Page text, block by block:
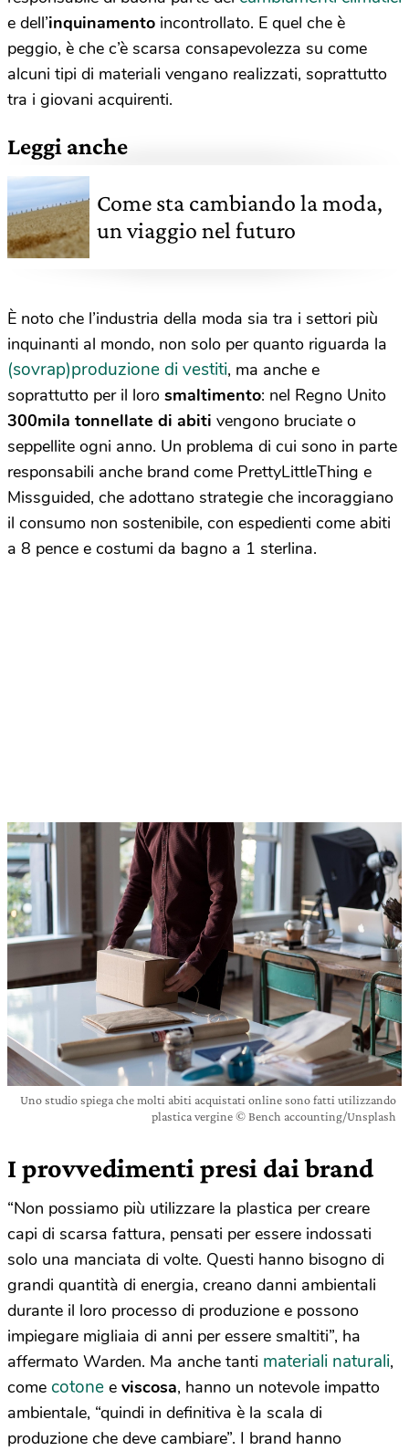
e dell’inquinamento incontrollato. E quel che è
peggio, è che c’è scarsa consapevolezza su come
alcuni tipi di materiali vengano realizzati, soprattutto
tra i giovani acquirenti.
Leggi anche
Come sta cambiando la moda,
un viaggio nel futuro
È noto che l’industria della moda sia tra i settori più
inquinanti al mondo, non solo per quanto riguarda la
(sovrap)produzione di vestiti, ma anche e
soprattutto per il loro smaltimento: nel Regno Unito
300mila tonnellate di abiti vengono bruciate o
seppellite ogni anno. Un problema di cui sono in parte
responsabili anche brand come PrettyLittleThing e
Missguided, che adottano strategie che incoraggiano
il consumo non sostenibile, con espedienti come abiti
a 8 pence e costumi da bagno a 1 sterlina.
Uno studio spiega che molti abiti acquistati online sono fatti utilizzando
plastica vergine © Bench accounting/Unsplash
I provvedimenti presi dai brand
“Non possiamo più utilizzare la plastica per creare
capi di scarsa fattura, pensati per essere indossati
solo una manciata di volte. Questi hanno bisogno di
grandi quantità di energia, creano danni ambientali
durante il loro processo di produzione e possono
impiegare migliaia di anni per essere smaltiti”, ha
affermato Warden. Ma anche tanti materiali naturali,
come cotone e viscosa, hanno un notevole impatto
ambientale, “quindi in definitiva è la scala di
produzione che deve cambiare”. I brand hanno